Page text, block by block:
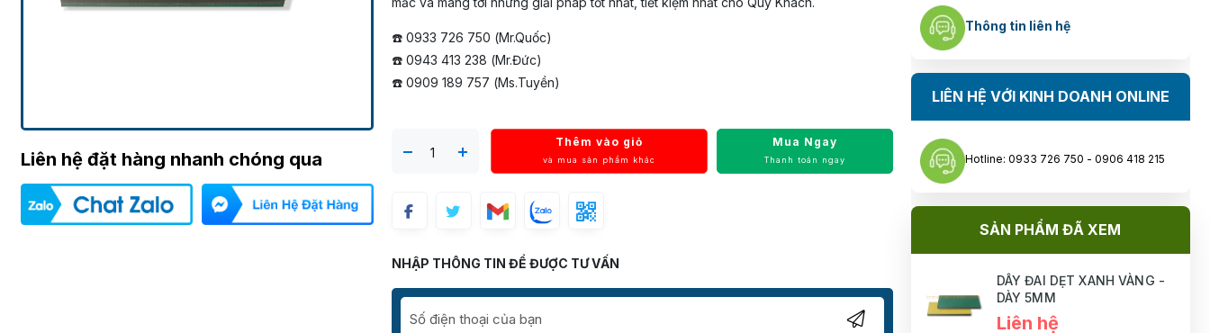
Liên hệ đặt hàng nhanh chóng qua
☎️ 0933 726 750 (Mr.Quốc)
☎️ 0943 413 238 (Mr.Đức)
☎️ 0909 189 757 (Ms.Tuyền)
Thêm vào giỏ
và mua sản phẩm khác
Mua Ngay
Thanh toán ngay
NHẬP THÔNG TIN ĐỂ ĐƯỢC TƯ VẤN
Thông tin liên hệ
LIÊN HỆ VỚI KINH DOANH ONLINE
Hotline: 0933 726 750 - 0906 418 215
SẢN PHẨM ĐÃ XEM
DÂY ĐAI DẸT XANH VÀNG -
DÀY 5MM
Liên hệ